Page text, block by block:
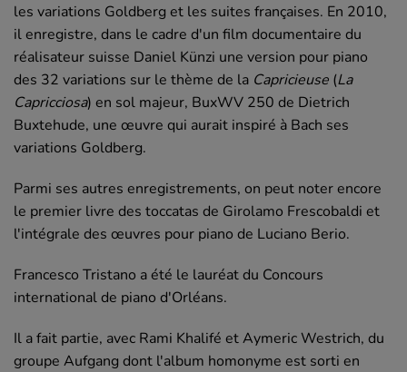
les variations Goldberg et les suites françaises. En 2010,
il enregistre, dans le cadre d'un film documentaire du
réalisateur suisse Daniel Künzi une version pour piano
des 32 variations sur le thème de la Capricieuse (La
Capricciosa) en sol majeur, BuxWV 250 de Dietrich
Buxtehude, une œuvre qui aurait inspiré à Bach ses
variations Goldberg.
Parmi ses autres enregistrements, on peut noter encore
le premier livre des toccatas de Girolamo Frescobaldi et
l'intégrale des œuvres pour piano de Luciano Berio.
Francesco Tristano a été le lauréat du Concours
international de piano d'Orléans.
Il a fait partie, avec Rami Khalifé et Aymeric Westrich, du
groupe Aufgang dont l'album homonyme est sorti en